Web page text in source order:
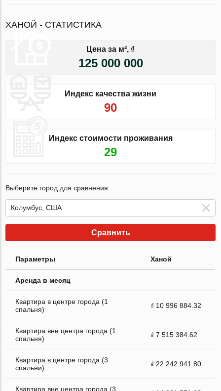
ХАНОЙ - СТАТИСТИКА
Цена за м², ₫
125 000 000
Индекс качества жизни
90
Индекс стоимости проживания
29
Выберите город для сравнения
Сравнить
Параметры Ханой
Аренда в месяц
Квартира в центре города (1
спальня)
₫ 10 996 884.32
Квартира вне центра города (1
спальня)
₫ 7 515 384.62
Квартира в центре города (3
спальни)
₫ 22 242 941.80
Квартира вне центра города (3